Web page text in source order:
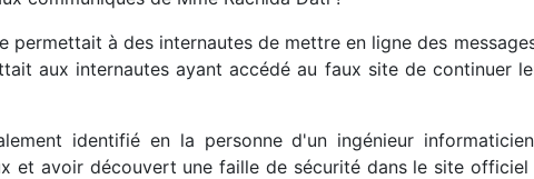
permettait à des internautes de mettre en ligne des
aux internautes ayant accédé au faux site de continuer
identifié en la personne d'un ingénieur
et avoir découvert une faille de sécurité dans le site